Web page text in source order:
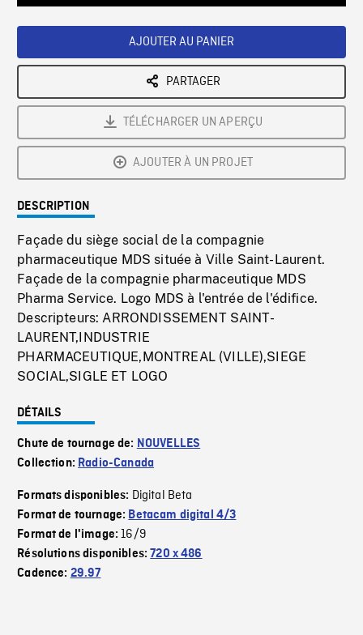
AJOUTER AU PANIER
PARTAGER
TÉLÉCHARGER UN APERÇU
AJOUTER À UN PROJET
DESCRIPTION
Façade du siège social de la compagnie
pharmaceutique MDS située à Ville Saint-Laurent.
Façade de la compagnie pharmaceutique MDS
Pharma Service. Logo MDS à l'entrée de l'édifice.
Descripteurs: ARRONDISSEMENT SAINT-
LAURENT,INDUSTRIE
PHARMACEUTIQUE,MONTREAL (VILLE),SIEGE
SOCIAL,SIGLE ET LOGO
DÉTAILS
Chute de tournage de: NOUVELLES
Collection: Radio-Canada
Formats disponibles: Digital Beta
Format de tournage: Betacam digital 4/3
Format de l'image:16/9
Résolutions disponibles:720 x 486
Cadence: 29.97